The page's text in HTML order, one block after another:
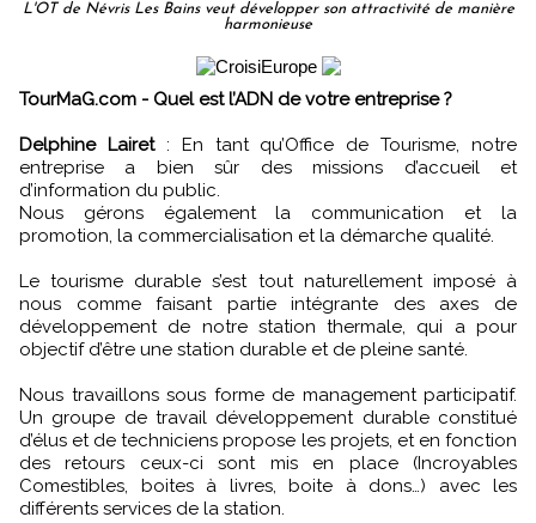
L'OT de Névris Les Bains veut développer son attractivité de manière
harmonieuse
TourMaG.com - Quel est l’ADN de votre entreprise ?
Delphine Lairet: En tant qu’Office de Tourisme, notre
entreprise a bien sûr des missions d’accueil et
d’information du public.
Nous gérons également la communication et la
promotion, la commercialisation et la démarche qualité.
Le tourisme durable s’est tout naturellement imposé à
nous comme faisant partie intégrante des axes de
développement de notre station thermale, qui a pour
objectif d’être une station durable et de pleine santé.
Nous travaillons sous forme de management participatif.
Un groupe de travail développement durable constitué
d’élus et de techniciens propose les projets, et en fonction
des retours ceux-ci sont mis en place (Incroyables
Comestibles, boites à livres, boite à dons…) avec les
différents services de la station.